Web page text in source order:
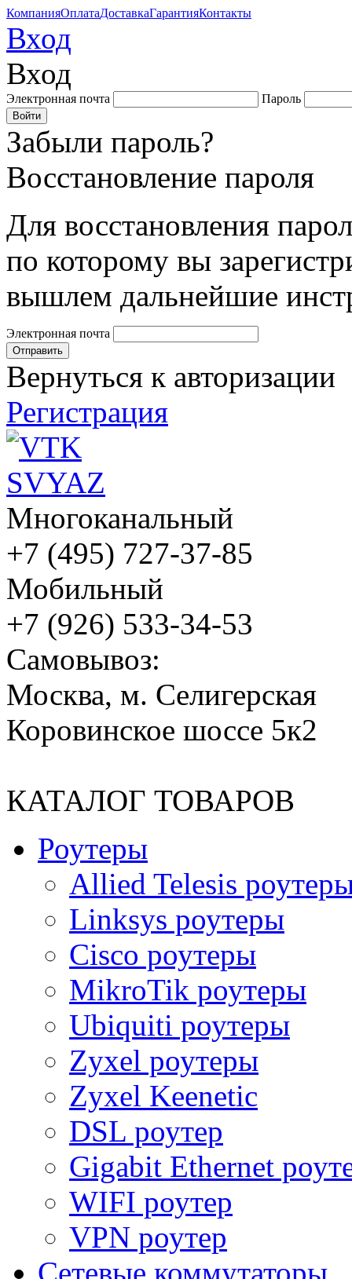
КомпанияОплатаДоставкаГарантияКонтакты
Вход
Вход
Электронная почта Пароль
Забыли пароль?
Восстановление пароля
Для восстановления
по которому вы
вышлем дальнейшие
Электронная почта
Вернуться к авторизации
Регистрация
Многоканальный
+7 (495) 727-37-85
Мобильный
+7 (926) 533-34-53
Cамовывоз:
Москва, м. Селигерская
Коровинское шоссе 5к2
КАТАЛОГ ТОВАРОВ
Роутеры
Allied Telesis
Linksys роутеры
Cisco роутеры
MikroTik роутеры
Ubiquiti роутеры
Zyxel роутеры
Zyxel Keenetic
DSL роутер
Gigabit Ethernet
WIFI роутер
VPN роутер